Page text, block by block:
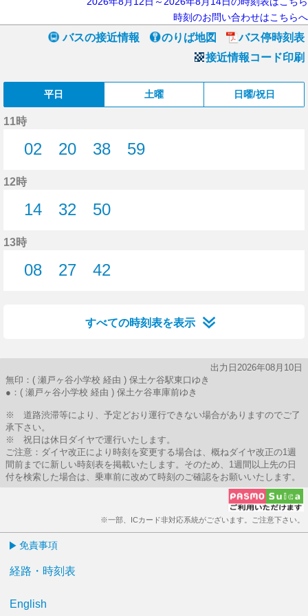
時刻のお問い合わせはこちらへ
バスの接近情報 のりば地図
バス停時刻表
接近情報コード印刷
平日 土曜 日曜/祝日
11時
02
20
38
59
12時
14
32
50
13時
08
27
42
すべての時刻表を表示
出力日2026年08月10日
無印：( 瀬戸ヶ谷小学校 経由 ) 保土ケ谷駅東口ゆき
●：( 瀬戸ヶ谷小学校 経由 ) 保土ケ谷車庫前ゆき
※ 道路渋滞等により、予定どおり運行できない場合がありますのでご了
承下さい。
※ 祝日は休日ダイヤで運行いたします。
ご注意：ダイヤ改正により時刻を変更する場合は、概ねダイヤ改正の1週
間前までに新しい時刻表を掲載いたします。そのため、1週間以上先の日
付を検索した場合は、乗車前に改めて時刻のご確認をお願いいたします。
※一部、ICカード非対応系統がございます。ご注意下さい。
免責事項
経路・時刻表
English